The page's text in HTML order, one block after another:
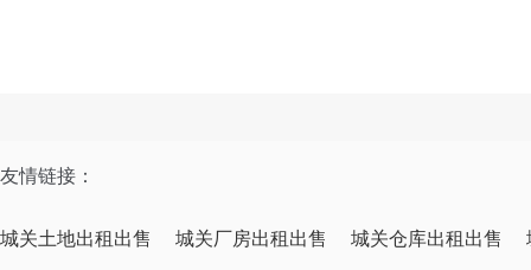
友情链接：
城关土地出租出售 城关厂房出租出售 城关仓库出租出售